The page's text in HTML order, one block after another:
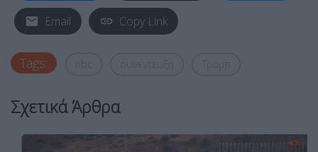
Email Copy Link
Tags:
Σχετικά Άρθρα